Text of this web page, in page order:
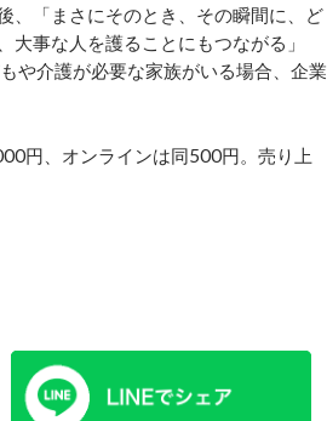
、「まさにそのとき、その瞬間に、ど
事な人を護ることにもつながる」
や介護が必要な家族がいる場合、企業
円、オンラインは同500円。売り上